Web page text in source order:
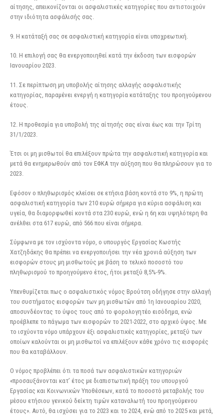
αίτησης, απεικονίζονται οι ασφαλιστικές κατηγορίες που αντιστοιχούν
στην ιδιότητα ασφάλισής σας.
9. Η κατάταξή σας σε ασφαλιστική κατηγορία είναι υποχρεωτική.
10. Η επιλογή σας θα ενεργοποιηθεί κατά την έκδοση των εισφορών
Ιανουαρίου 2023.
11. Σε περίπτωση μη υποβολής αίτησης αλλαγής ασφαλιστικής
κατηγορίας, παραμένει ενεργή η κατηγορία κατάταξης του προηγούμενου
έτους.
12. Η προθεσμία για υποβολή της αίτησής σας είναι έως και την Τρίτη
31/1/2023.
Έτσι οι μη μισθωτοί θα επιλέξουν πρώτα την ασφαλιστική κατηγορία και
μετά θα ενημερωθούν από τον ΕΦΚΑ την αύξηση που θα πληρώσουν για το
2023.
Εφόσον ο πληθωρισμός κλείσει σε ετήσια βάση κοντά στο 9%, η πρώτη
ασφαλιστική κατηγορία των 210 ευρώ σήμερα για κύρια ασφάλιση και
υγεία, θα διαμορφωθεί κοντά στα 230 ευρώ, ενώ η 6η και υψηλότερη θα
ανέλθει στα 617 ευρώ, από 566 που είναι σήμερα.
Σύμφωνα με τον ισχύοντα νόμο, ο υπουργός Εργασίας Κωστής
Χατζηδάκης θα πρέπει να ενεργοποιήσει την νέα χρονιά αύξηση των
εισφορών στους μη μισθωτούς με βάση το τελικό ποσοστό του
πληθωρισμού το προηγούμενο έτος, ήτοι μεταξύ 8,5%-9%.
Υπενθυμίζεται πως ο ασφαλιστικός νόμος Βρούτση οδήγησε στην αλλαγή
του συστήματος εισφορών των μη μισθωτών από 1η Ιανουαρίου 2020,
αποσυνδέοντας το ύψος τους από το φορολογητέο εισόδημα, ενώ
προέβλεπε το πάγωμα των εισφορών το 2021-2022, στο αρχικό ύψος. Με
το ισχύοντα νόμο υπάρχουν έξι ασφαλιστικές κατηγορίες, μεταξύ των
οποίων καλούνται οι μη μισθωτοί να επιλέξουν κάθε χρόνο τις εισφορές
που θα καταβάλλουν.
Ο νόμος προβλέπει ότι τα ποσά των ασφαλιστικών κατηγοριών
«προσαυξάνονται κατ’ έτος με διαπιστωτική πράξη του υπουργού
Εργασίας και Κοινωνικών Υποθέσεων, κατά το ποσοστό μεταβολής του
μέσου ετήσιου γενικού δείκτη τιμών καταναλωτή του προηγούμενου
έτους». Αυτό, θα ισχύσει για το 2023 και το 2024, ενώ από το 2025 και μετά,